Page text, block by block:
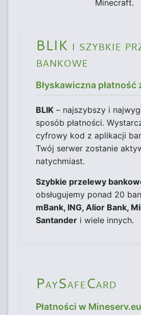
Minecraft.
BLIK i szybkie
bankowe
Błyskawiczna płatność
BLIK – najszybszy i
sposób płatności.
cyfrowy kod z aplikacji
Twój serwer zostanie
natychmiast.
Szybkie przelewy
obsługujemy ponad 20
mBank, ING, Alior Bank,
Santander i wiele innych.
PaySafeCard
Płatności w